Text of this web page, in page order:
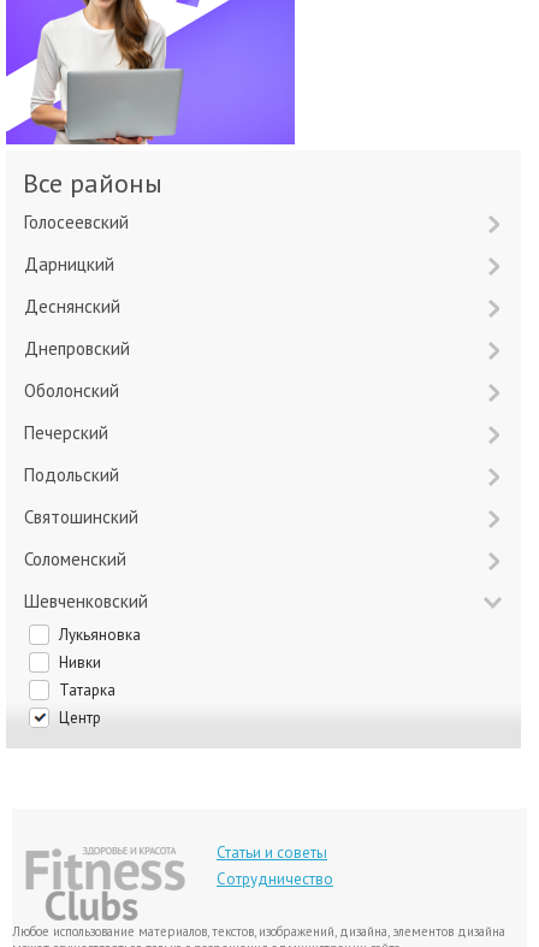
Все районы
Голосеевский
Дарницкий
Деснянский
Днепровский
Оболонский
Печерский
Подольский
Святошинский
Соломенский
Шевченковский
Лукьяновка
Нивки
Татарка
Центр
Статьи и советы
Сотрудничество
Любое использование материалов, текстов, изображений, дизайна, элементов дизайна